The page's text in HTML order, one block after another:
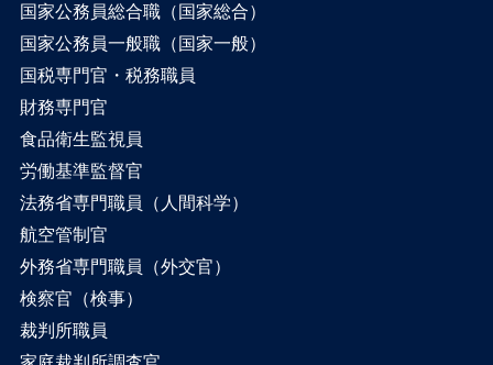
国家公務員総合職（国家総合）
国家公務員一般職（国家一般）
国税専門官・税務職員
財務専門官
食品衛生監視員
労働基準監督官
法務省専門職員（人間科学）
航空管制官
外務省専門職員（外交官）
検察官（検事）
裁判所職員